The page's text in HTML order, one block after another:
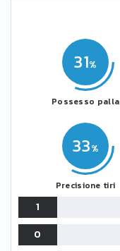
31
Possesso palla
33
Precisione tiri
1
0